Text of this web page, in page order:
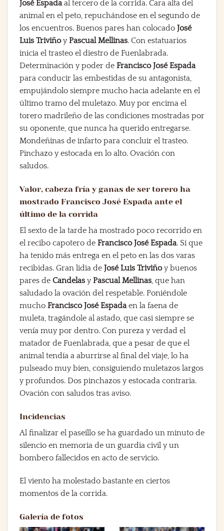
José Espadaal tercero de la corrida. Cara alta del
animal en el peto, repuchándose en el segundo de
los encuentros. Buenos pares han colocado José
Luis Triviñoy Pascual Mellinas. Con estatuarios
inicia el trasteo el diestro de Fuenlabrada.
Determinación y poder de Francisco José Espada
para conducir las embestidas de su antagonista,
empujándolo siempre mucho hacia adelante en el
último tramo del muletazo. Muy por encima el
torero madrileño de las condiciones mostradas por
su oponente, que nunca ha querido entregarse.
Mondeñinas de infarto para concluir el trasteo.
Pinchazo y estocada en lo alto. Ovación con
saludos.
Valor, cabeza fría y ganas de ser torero ha
mostrado Francisco José Espada ante el
último de la corrida
El sexto de la tarde ha mostrado poco recorrido en
el recibo capotero de Francisco José Espada. Sí que
ha tenido más entrega en el peto en las dos varas
recibidas. Gran lidia de José Luis Triviñoy buenos
pares de Candelas y Pascual Mellinas, que han
saludado la ovación del respetable. Poniéndole
mucho Francisco José Espadaen la faena de
muleta, tragándole al astado, que casi siempre se
venía muy por dentro. Con pureza y verdad el
matador de Fuenlabrada, que a pesar de que el
animal tendía a aburrirse al final del viaje, lo ha
pulseado muy bien, consiguiendo muletazos largos
y profundos. Dos pinchazos y estocada contraria.
Ovación con saludos tras aviso.
Incidencias
Al finalizar el paseíllo se ha guardado un minuto de
silencio en memoria de un guardia civil y un
bombero fallecidos en acto de servicio.
El viento ha molestado bastante en ciertos
momentos de la corrida.
Galería de fotos